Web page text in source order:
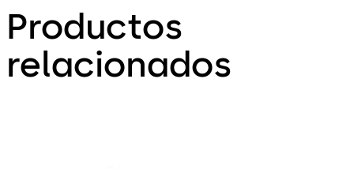
Productos
relacionados